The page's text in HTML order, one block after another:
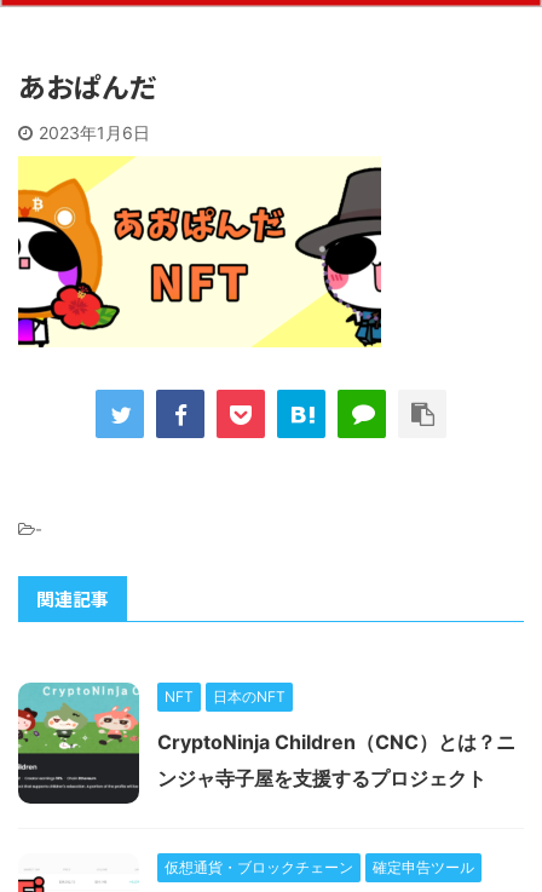
あおぱんだ
2023年1月6日
-
関連記事
NFT 日本のNFT
CryptoNinja Children（CNC）とは？ニ
ンジャ寺子屋を支援するプロジェクト
仮想通貨・ブロックチェーン 確定申告ツール